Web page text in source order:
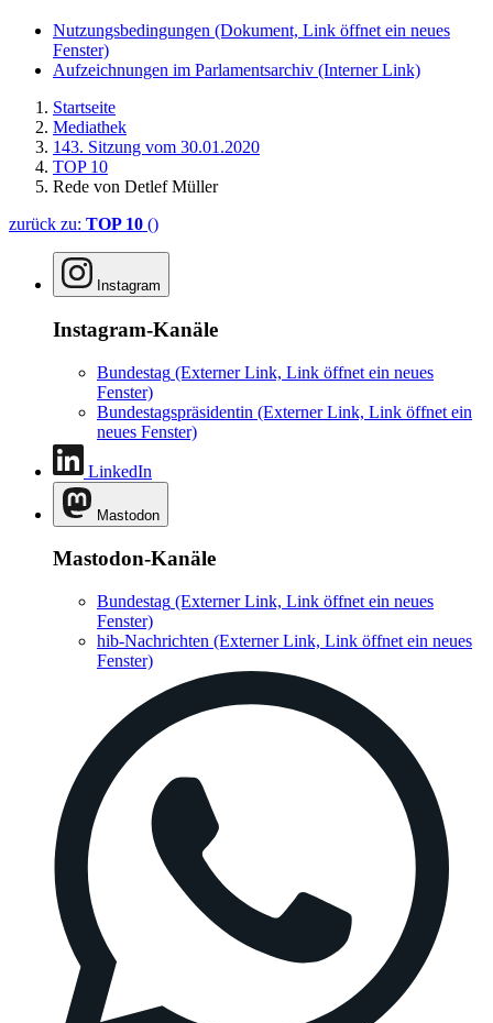
Startseite
Mediathek
143. Sitzung vom 30.01.2020
Rede von Detlef Müller
zurück zu:TOP 10 ()
Instagram
Instagram-Kanäle
Bundestag
Bundestagspräsidentin
LinkedIn
Mastodon
Mastodon-Kanäle
Bundestag
Fenster)
hib-Nachrichten(Externer Link, Link öffnet ein neues
WhatsApp